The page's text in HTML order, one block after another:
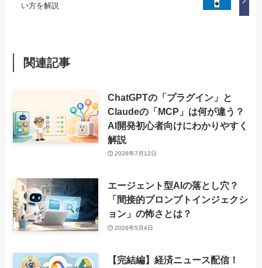
い方を解説
関連記事
ChatGPTの「プラグイン」と
Claudeの「MCP」は何が違う？
AI開発初心者向けにわかりやすく
解説
2026年7月12日
エージェント型AIの落とし穴？
「間接的プロンプトインジェクシ
ョン」の怖さとは？
2026年5月4日
【完結編】経済ニュース配信！